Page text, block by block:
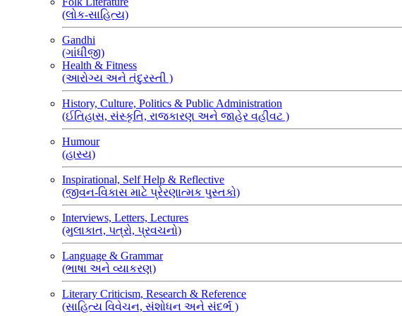
(લોક-સાહિત્ય)
Gandhi
(ગાંધીજી)
Health & Fitness
(આરોગ્ય અને તંદુરસ્તી )
History, Culture, Politics & Public Administration
(ઈતિહાસ, સંસ્કૃતિ, રાજકારણ અને જાહેર વહીવટ )
Humour
(હાસ્ય)
Inspirational, Self Help & Reflective
(જીવન-વિકાસ માટે પ્રેરણાત્મક પુસ્તકો)
Interviews, Letters, Lectures
(મુલાકાત, પત્રો, પ્રવચનો)
Language & Grammar
(ભાષા અને વ્યાકરણ)
Literary Criticism, Research & Reference
(સાહિત્ય વિવેચન, સંશોધન અને સંદર્ભ )